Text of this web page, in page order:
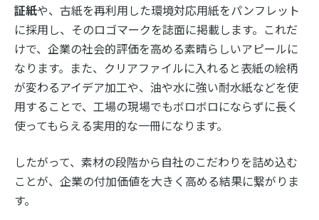
証紙や、古紙を再利用した環境対応用紙をパンフレット
に採用し、そのロゴマークを誌面に掲載します。これだ
けで、企業の社会的評価を高める素晴らしいアピールに
なります。また、クリアファイルに入れると表紙の絵柄
が変わるアイデア加工や、油や水に強い耐水紙などを使
用することで、工場の現場でもボロボロにならずに長く
使ってもらえる実用的な一冊になります。
したがって、素材の段階から自社のこだわりを詰め込む
ことが、企業の付加価値を大きく高める結果に繋がりま
す。